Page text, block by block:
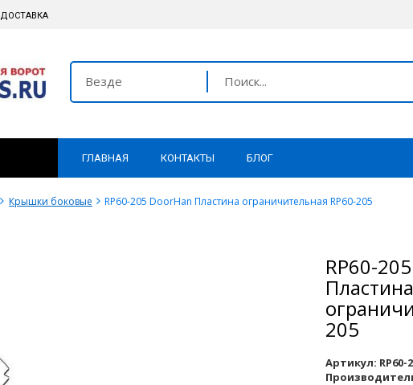
ДОСТАВКА
Везде
ГЛАВНАЯ КОНТАКТЫ БЛОГ
Крышки боковые RP60-205 DoorHan Пластина ограничительная RP60-205
RP60-
Пластина
205
Артикул: RP60-